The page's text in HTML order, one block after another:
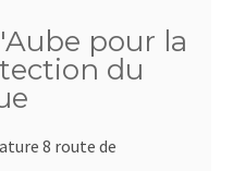
pour la
du
8 route de